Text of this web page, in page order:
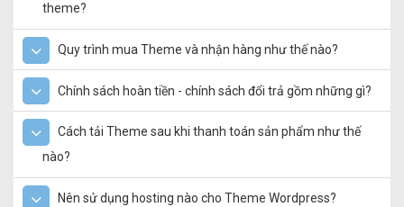
theme?
Quy trình mua Theme và nhận hàng như thế nào?
Chính sách hoàn tiền - chính sách đổi trả gồm những gì?
Cách tải Theme sau khi thanh toán sản phẩm như thế
nào?
Nên sử dụng hosting nào cho Theme Wordpress?